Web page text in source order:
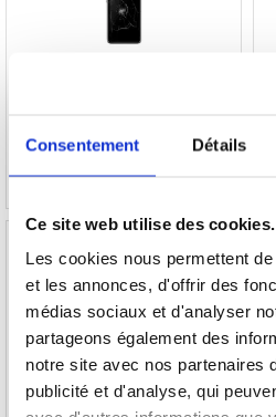
Consentement Détails
Ce site web utilise des cookies.
Les cookies nous permettent
et les annonces, d'offrir des
médias sociaux et d'analyser
partageons également des
notre site avec nos partenaires
publicité et d'analyse, qui
77,10 EUR
Mate 20 Pro
44,90 EUR